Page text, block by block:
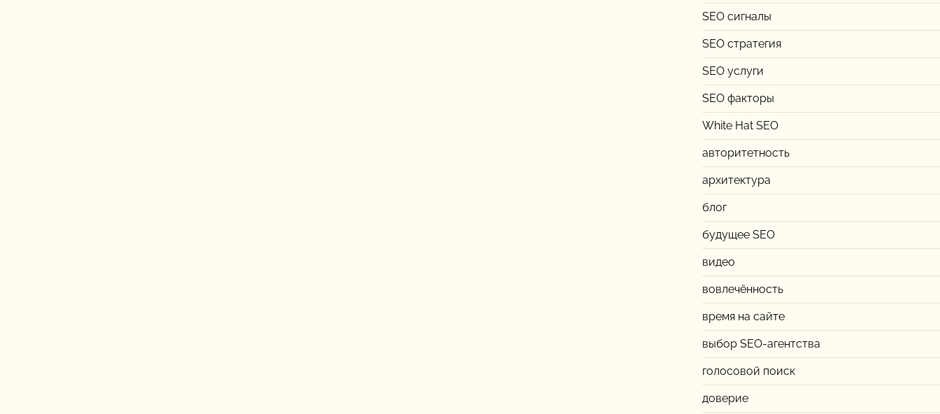
SEO сигналы
SEO стратегия
SEO услуги
SEO факторы
White Hat SEO
авторитетность
архитектура
блог
будущее SEO
видео
вовлечённость
время на сайте
выбор SEO-агентства
голосовой поиск
доверие